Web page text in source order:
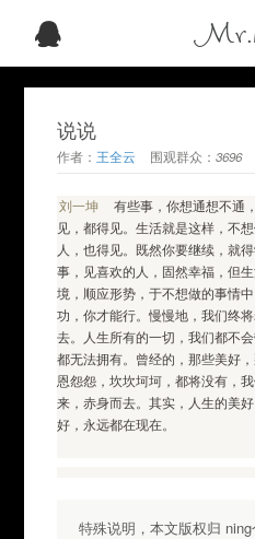
说说
作者： 王全云 围观群众：3696
刘一坤
有些事，你想通想不通
见，都得见。生活就是这样，不
人，也得见。既然你要继续，就
事，见喜欢的人，固然幸福，但
境，顺应形势，于不想做的事情
功，你才能行。慢慢地，我们终
去。人生所有的一切，我们都不
都无法拥有。曾经的，那些美好
恩怨怨，坎坎坷坷，都将没有，
来，赤身而去。其实，人生的美
好，永远都在现在。